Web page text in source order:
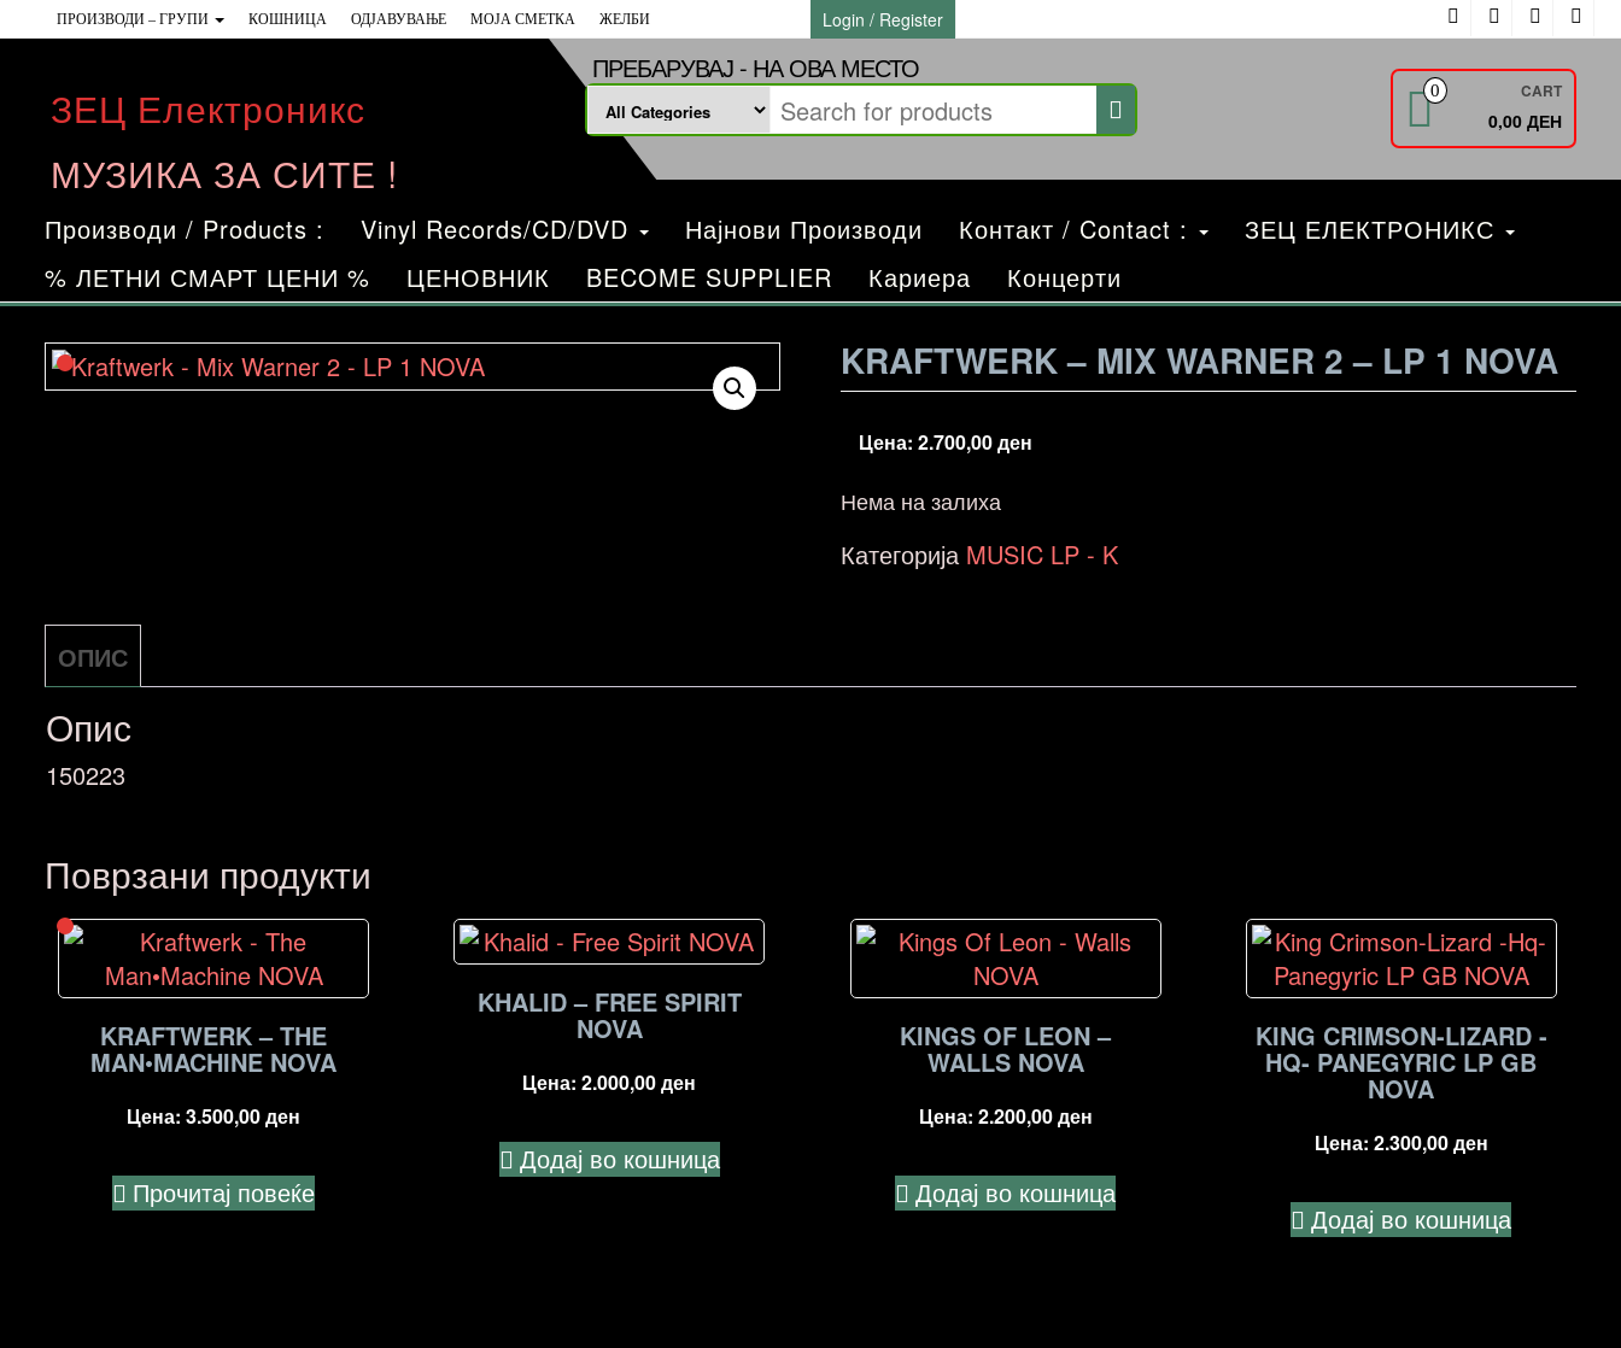
to
content
ПРОИЗВОДИ – ГРУПИ КОШНИЦА ОДЈАВУВАЊЕ МОЈА СМЕТКА ЖЕЛБИ Login / Register
ЗЕЦ Електроникс
МУЗИКА ЗА СИТЕ !
ПРЕБАРУВАЈ - НА ОВА МЕСТО
0 CART
0,00 ДЕН
Производи / Products : Vinyl Records/CD/DVD Најнови Производи Контакт / Contact :
ЗЕЦ ЕЛЕКТРОНИКС
% ЛЕТНИ СМАРТ ЦЕНИ %
ЦЕНОВНИК BECOME SUPPLIER Кариера Концерти
KRAFTWERK – MIX WARNER 2 – LP 1 NOVA
Цена:2.700,00ден
Нема на залиха
Категорија MUSIC LP - K
ОПИС
Опис
150223
Поврзани продукти
KRAFTWERK – THE
MAN•MACHINE NOVA
Цена:3.500,00ден
Прочитај повеќе
KHALID – FREE SPIRIT
NOVA
Цена:2.000,00ден
Додај во кошница
KINGS OF LEON –
WALLS NOVA
Цена: 2.200,00ден
Додај во кошница
KING CRIMSON-LIZARD -
HQ- PANEGYRIC LP GB
NOVA
Цена: 2.300,00ден
Додај во кошница